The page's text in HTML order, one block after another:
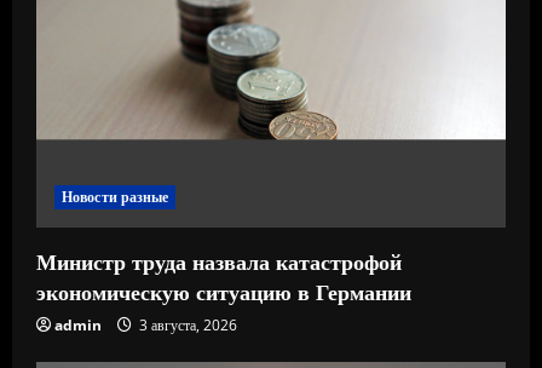
и
е
Новости разные
Министр труда назвала катастрофой
экономическую ситуацию в Германии
admin 3 августа, 2026